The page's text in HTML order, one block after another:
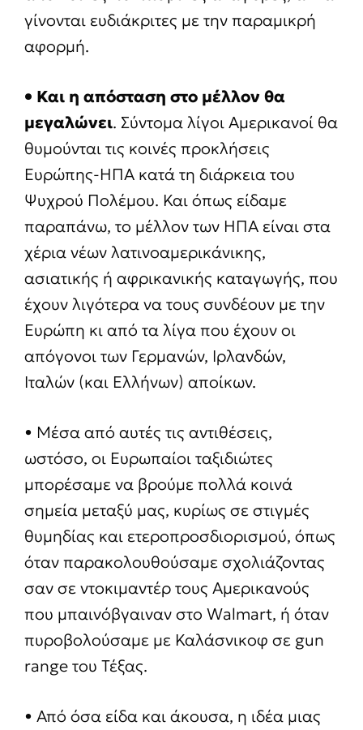
γίνονται ευδιάκριτες με την παραμικρή
αφορμή.
• Και η απόσταση στο μέλλον θα
μεγαλώνει. Σύντομα λίγοι Αμερικανοί θα
θυμούνται τις κοινές προκλήσεις
Ευρώπης-ΗΠΑ κατά τη διάρκεια του
Ψυχρού Πολέμου. Και όπως είδαμε
παραπάνω, το μέλλον των ΗΠΑ είναι στα
χέρια νέων λατινοαμερικάνικης,
ασιατικής ή αφρικανικής καταγωγής, που
έχουν λιγότερα να τους συνδέουν με την
Ευρώπη κι από τα λίγα που έχουν οι
απόγονοι των Γερμανών, Ιρλανδών,
Ιταλών (και Ελλήνων) αποίκων.
• Μέσα από αυτές τις αντιθέσεις,
ωστόσο, οι Ευρωπαίοι ταξιδιώτες
μπορέσαμε να βρούμε πολλά κοινά
σημεία μεταξύ μας, κυρίως σε στιγμές
θυμηδίας και ετεροπροσδιορισμού, όπως
όταν παρακολουθούσαμε σχολιάζοντας
σαν σε ντοκιμαντέρ τους Αμερικανούς
που μπαινόβγαιναν στο Walmart, ή όταν
πυροβολούσαμε με Καλάσνικοφ σε gun
range του Τέξας.
• Από όσα είδα και άκουσα, η ιδέα μιας